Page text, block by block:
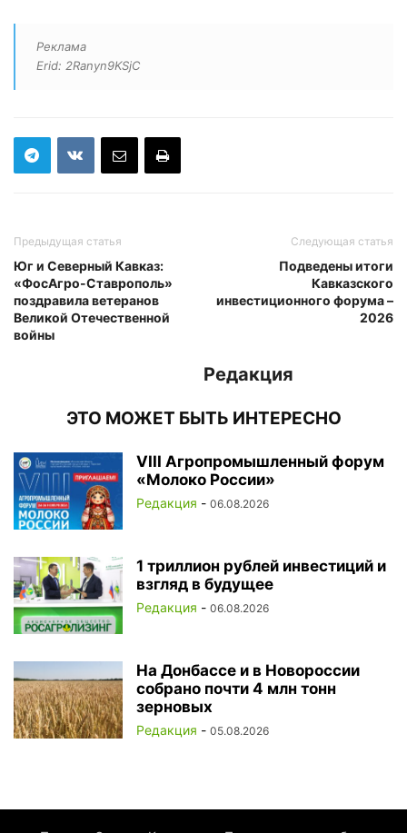
Реклама
Erid: 2Ranyn9KSjC
Предыдущая статья
Юг и Северный Кавказ:
«ФосАгро-Ставрополь»
поздравила ветеранов
Великой Отечественной
войны
Следующая статья
Подведены итоги
Кавказского
инвестиционного форума –
2026
Редакция
ЭТО МОЖЕТ БЫТЬ ИНТЕРЕСНО
VIII Агропромышленный форум
«Молоко России»
Редакция - 06.08.2026
1 триллион рублей инвестиций и
взгляд в будущее
Редакция - 06.08.2026
На Донбассе и в Новороссии
собрано почти 4 млн тонн
зерновых
Редакция - 05.08.2026